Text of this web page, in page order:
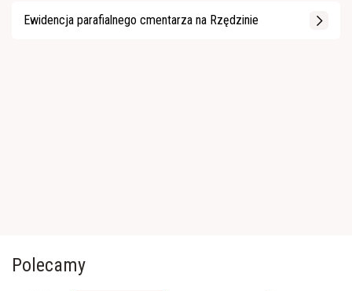
Ewidencja parafialnego cmentarza na Rzędzinie
Polecamy